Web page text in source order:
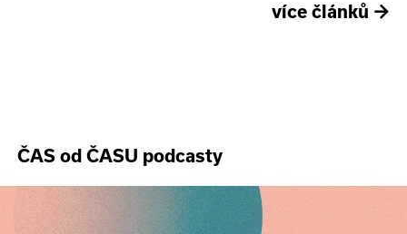
více článků →
ČAS od ČASU podcasty